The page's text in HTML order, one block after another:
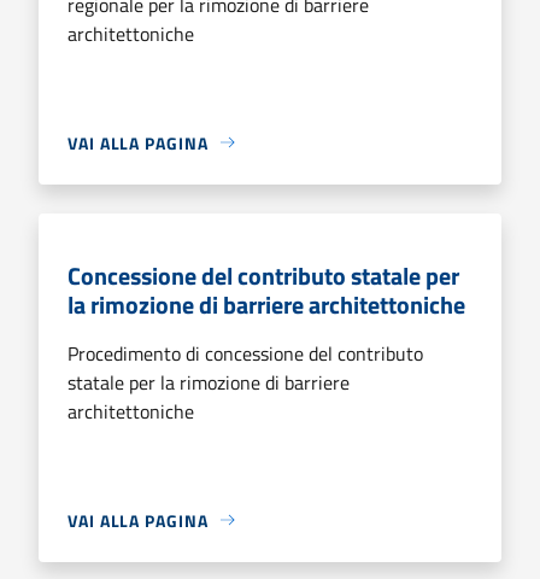
architettoniche
VAI ALLA PAGINA
Concessione del contributo statale per
la rimozione di barriere architettoniche
Procedimento di concessione del contributo
statale per la rimozione di barriere
architettoniche
VAI ALLA PAGINA